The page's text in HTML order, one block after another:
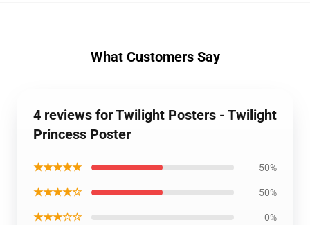
What Customers Say
4 reviews for Twilight Posters - Twilight
Princess Poster
★★★★★ 50%
★★★★☆ 50%
★★★☆☆ 0%